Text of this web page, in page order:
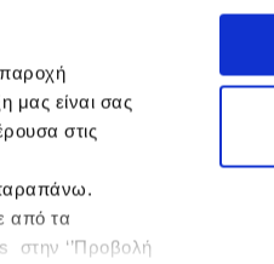
παροχή
μας είναι σας
στις
από τα
στην ‘’Προβολή